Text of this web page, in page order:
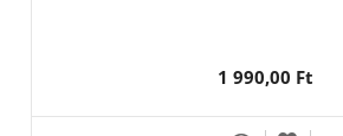
1 990,00 Ft